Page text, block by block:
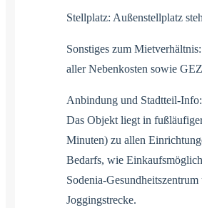
Stellplatz: Außenstellplatz
Sonstiges zum
aller Nebenkosten sowie GEZ
Anbindung und Stadtteil-Info:
Das Objekt liegt in
Minuten) zu allen
Bedarfs, wie
Sodenia-
Joggingstrecke.